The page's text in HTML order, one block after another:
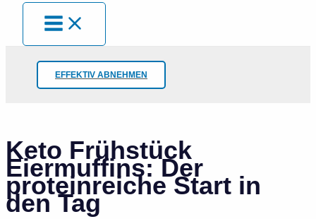
EFFEKTIV ABNEHMEN
Keto Frühstück
Eiermuffins: Der
proteinreiche Start in
den Tag